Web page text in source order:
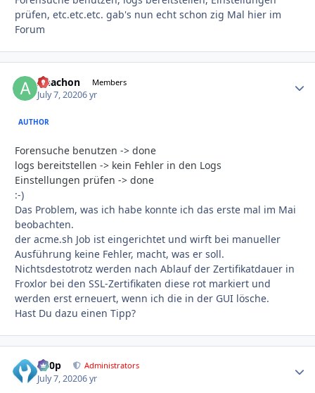
prüfen, etc.etc.etc. gab's nun echt schon zig Mal hier im
Forum
Anachon Members
July 7, 20206 yr
AUTHOR
Forensuche benutzen -> done
logs bereitstellen -> kein Fehler in den Logs
Einstellungen prüfen -> done
:-)
Das Problem, was ich habe konnte ich das erste mal im Mai
beobachten.
der acme.sh Job ist eingerichtet und wirft bei manueller
Ausführung keine Fehler, macht, was er soll.
Nichtsdestotrotz werden nach Ablauf der Zertifikatdauer in
Froxlor bei den SSL-Zertifikaten diese rot markiert und
werden erst erneuert, wenn ich die in der GUI lösche.
Hast Du dazu einen Tipp?
d00p Administrators
July 7, 20206 yr